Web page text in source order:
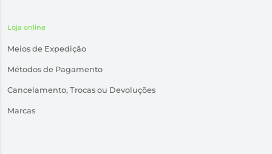
Loja online
Meios de Expedição
Métodos de Pagamento
Cancelamento, Trocas ou Devoluções
Marcas